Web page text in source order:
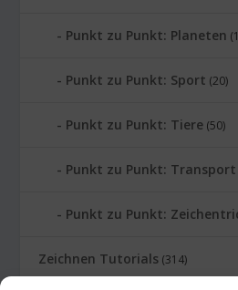
Punkt zu Punkt: Planeten
Punkt zu Punkt: Sport (20)
Punkt zu Punkt: Tiere (50)
Punkt zu Punkt: Transport
Punkt zu Punkt:
Zeichnen Tutorials (314)